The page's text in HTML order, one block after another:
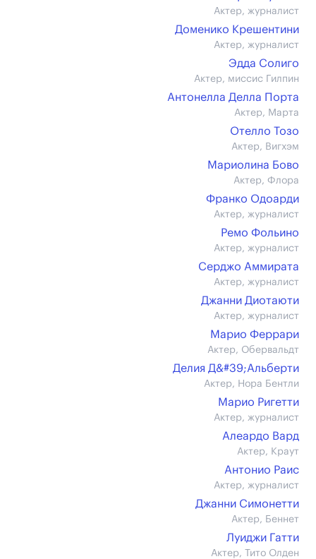
Актер, журналист
Доменико Крешентини
Актер, журналист
Эдда Солиго
Актер, миссис Гилпин
Антонелла Делла Порта
Актер, Марта
Отелло Тозо
Актер, Вигхэм
Мариолина Бово
Актер, Флора
Франко Одоарди
Актер, журналист
Ремо Фольино
Актер, журналист
Серджо Аммирата
Актер, журналист
Джанни Диотаюти
Актер, журналист
Марио Феррари
Актер, Обервальдт
Делия Д&#39;Альберти
Актер, Нора Бентли
Марио Ригетти
Актер, журналист
Алеардо Вард
Актер, Краут
Антонио Раис
Актер, журналист
Джанни Симонетти
Актер, Беннет
Луиджи Гатти
Актер, Тито Олден